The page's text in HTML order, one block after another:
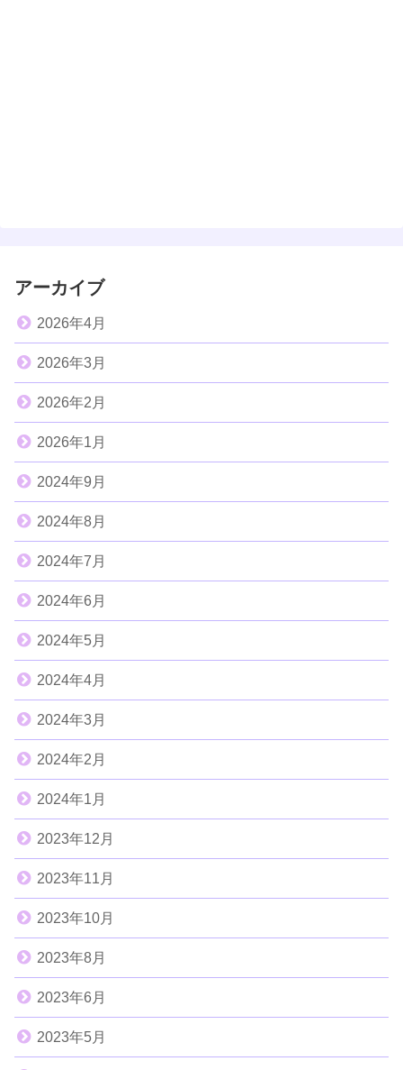
アーカイブ
2026年4月
2026年3月
2026年2月
2026年1月
2024年9月
2024年8月
2024年7月
2024年6月
2024年5月
2024年4月
2024年3月
2024年2月
2024年1月
2023年12月
2023年11月
2023年10月
2023年8月
2023年6月
2023年5月